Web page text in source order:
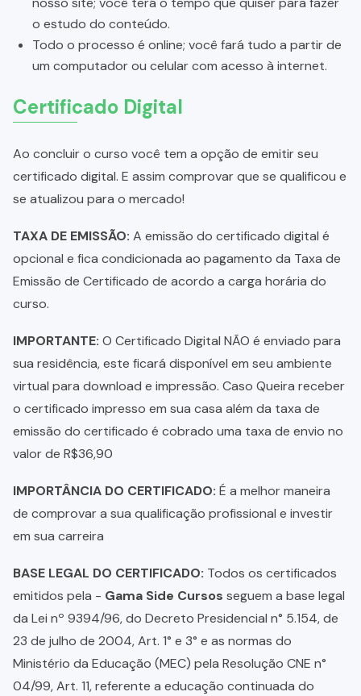
o estudo do conteúdo.
Todo o processo é online; você fará tudo a partir de
um computador ou celular com acesso à internet.
Certificado Digital
Ao concluir o curso você tem a opção de emitir seu
certificado digital. E assim comprovar que se qualificou e
se atualizou para o mercado!
TAXA DE EMISSÃO: A emissão do certificado digital é
opcional e fica condicionada ao pagamento da Taxa de
Emissão de Certificado de acordo a carga horária do
curso.
IMPORTANTE: O Certificado Digital NÃO é enviado para
sua residência, este ficará disponível em seu ambiente
virtual para download e impressão. Caso Queira receber
o certificado impresso em sua casa além da taxa de
emissão do certificado é cobrado uma taxa de envio no
valor de R$36,90
IMPORTÂNCIA DO CERTIFICADO: É a melhor maneira
de comprovar a sua qualificação profissional e investir
em sua carreira
BASE LEGAL DO CERTIFICADO: Todos os certificados
emitidos pela - Gama Side Cursos seguem a base legal
da Lei nº 9394/96, do Decreto Presidencial n° 5.154, de
23 de julho de 2004, Art. 1° e 3° e as normas do
Ministério da Educação (MEC) pela Resolução CNE n°
04/99, Art. 11, referente a educação continuada do